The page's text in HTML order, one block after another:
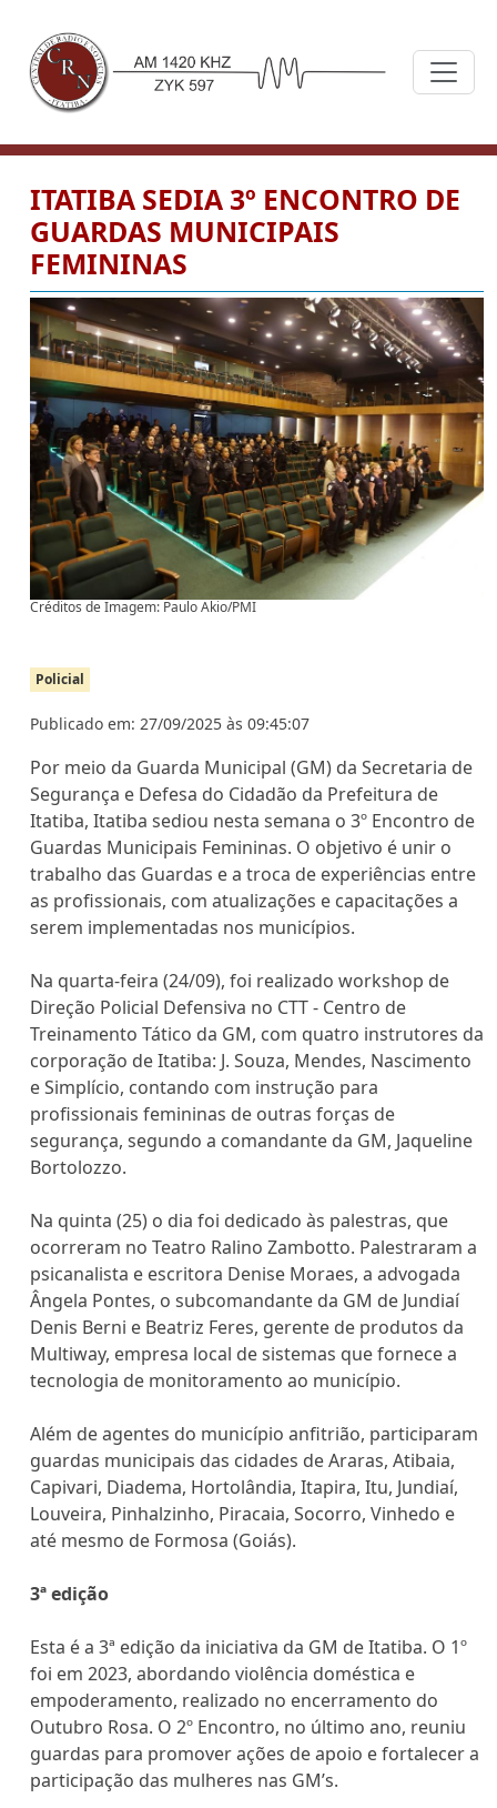
ITATIBA SEDIA 3º ENCONTRO DE
GUARDAS MUNICIPAIS
FEMININAS
Créditos de Imagem: Paulo Akio/PMI
Policial
Publicado em: 27/09/2025 às 09:45:07
Por meio da Guarda Municipal (GM) da Secretaria de
Segurança e Defesa do Cidadão da Prefeitura de
Itatiba, Itatiba sediou nesta semana o 3º Encontro de
Guardas Municipais Femininas. O objetivo é unir o
trabalho das Guardas e a troca de experiências entre
as profissionais, com atualizações e capacitações a
serem implementadas nos municípios.
Na quarta-feira (24/09), foi realizado workshop de
Direção Policial Defensiva no CTT - Centro de
Treinamento Tático da GM, com quatro instrutores da
corporação de Itatiba: J. Souza, Mendes, Nascimento
e Simplício, contando com instrução para
profissionais femininas de outras forças de
segurança, segundo a comandante da GM, Jaqueline
Bortolozzo.
Na quinta (25) o dia foi dedicado às palestras, que
ocorreram no Teatro Ralino Zambotto. Palestraram a
psicanalista e escritora Denise Moraes, a advogada
Ângela Pontes, o subcomandante da GM de Jundiaí
Denis Berni e Beatriz Feres, gerente de produtos da
Multiway, empresa local de sistemas que fornece a
tecnologia de monitoramento ao município.
Além de agentes do município anfitrião, participaram
guardas municipais das cidades de Araras, Atibaia,
Capivari, Diadema, Hortolândia, Itapira, Itu, Jundiaí,
Louveira, Pinhalzinho, Piracaia, Socorro, Vinhedo e
até mesmo de Formosa (Goiás).
3ª edição
Esta é a 3ª edição da iniciativa da GM de Itatiba. O 1º
foi em 2023, abordando violência doméstica e
empoderamento, realizado no encerramento do
Outubro Rosa. O 2º Encontro, no último ano, reuniu
guardas para promover ações de apoio e fortalecer a
participação das mulheres nas GM’s.